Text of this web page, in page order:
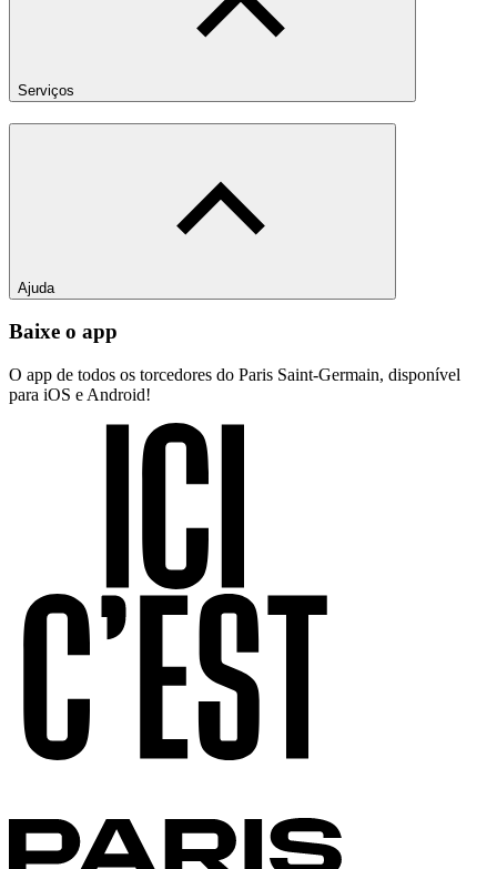
Serviços
Ajuda
Baixe o app
O app de todos os torcedores do Paris Saint-Germain, disponível
para iOS e Android!